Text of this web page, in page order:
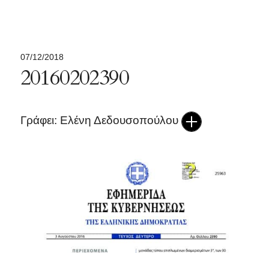
07/12/2018
20160202390
Γράφει: Ελένη Δεδουσοπούλου